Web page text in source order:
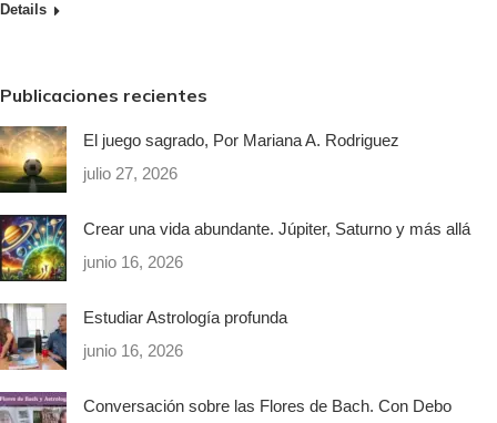
Details
Publicaciones recientes
El juego sagrado, Por Mariana A. Rodriguez
julio 27, 2026
Crear una vida abundante. Júpiter, Saturno y más allá
junio 16, 2026
Estudiar Astrología profunda
junio 16, 2026
Conversación sobre las Flores de Bach. Con Debo